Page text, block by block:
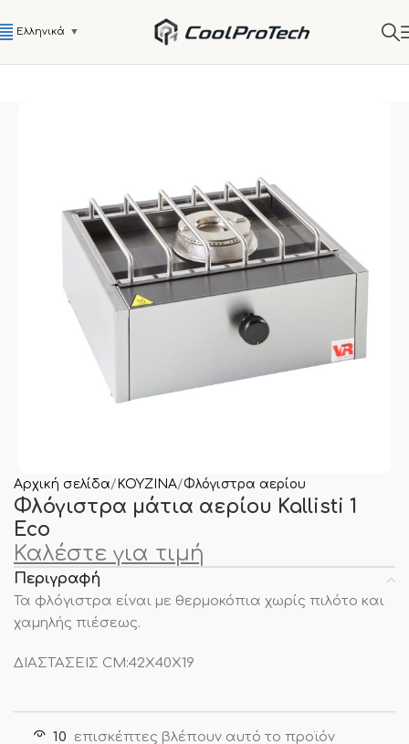
Ελληνικά ▼
Αρχική σελίδα ΚΟΥΖΙΝΑ Φλόγιστρα αερίου
Φλόγιστρα μάτια αερίου Kallisti 1
Eco
Καλέστε για τιμή
Περιγραφή
Τα φλόγιστρα είναι με θερμοκόπια χωρίς πιλότο και
χαμηλής πιέσεως.
ΔΙΑΣΤΑΣΕΙΣ CM:42X40X19
10 επισκέπτες βλέπουν αυτό το προϊόν